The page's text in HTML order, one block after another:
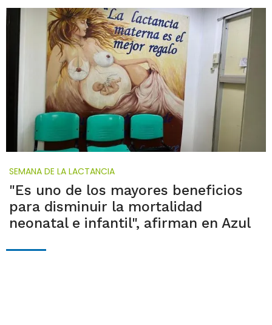
SEMANA DE LA LACTANCIA
"Es uno de los mayores beneficios
para disminuir la mortalidad
neonatal e infantil", afirman en Azul